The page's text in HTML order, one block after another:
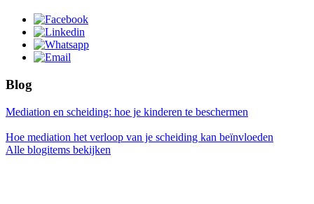
Blog
Mediation en scheiding: hoe je kinderen te beschermen
Hoe mediation het verloop van je scheiding kan beïnvloeden
Alle blogitems bekijken